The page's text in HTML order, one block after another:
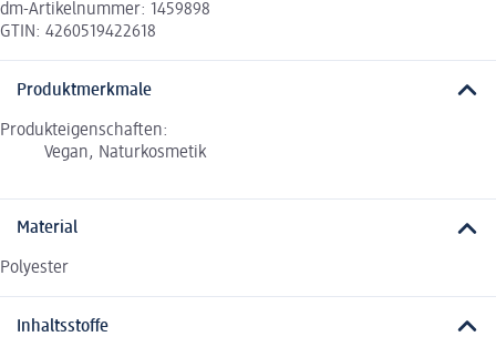
dm-Artikelnummer: 1459898
GTIN: 4260519422618
Produktmerkmale
Produkteigenschaften:
Vegan, Naturkosmetik
Material
Polyester
Inhaltsstoffe